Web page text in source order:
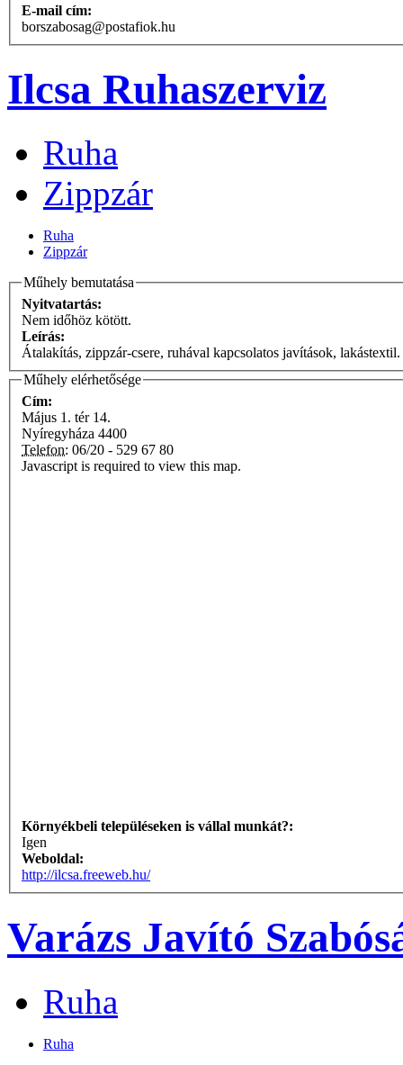
E-mail cím:
borszabosag@postafiok.hu
Ilcsa Ruhaszerviz
Ruha
Zippzár
Ruha
Zippzár
Műhely bemutatása
Nyitvatartás:
Nem időhöz kötött.
Leírás:
Átalakítás, zippzár-csere, ruhával kapcsolatos javítások,
Műhely elérhetősége
Cím:
Május 1. tér 14.
Nyíregyháza 4400
Telefon: 06/20 - 529 67 80
Javascript is required to view this map.
Környékbeli településeken is vállal munkát?:
Igen
Weboldal:
http://ilcsa.freeweb.hu/
Varázs Javító
Ruha
Ruha